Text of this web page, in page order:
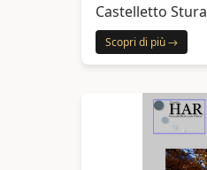
Castelletto Stura
Scopri di più →